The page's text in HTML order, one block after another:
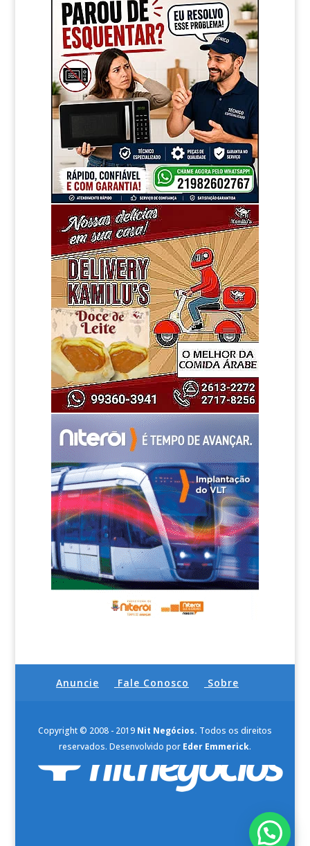
Anuncie Fale Conosco Sobre
Copyright © 2008 - 2019 Nit Negócios. Todos os direitos
reservados. Desenvolvido por Eder Emmerick.